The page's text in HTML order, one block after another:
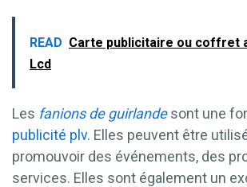
READ Carte publicitaire ou coffret
Lcd
Les fanions de guirlandesont une
publicité plv. Elles peuvent être
promouvoir des événements, des
services. Elles sont également un